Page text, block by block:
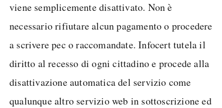
viene semplicemente disattivato. Non è
necessario rifiutare alcun pagamento o procedere
a scrivere pec o raccomandate. Infocert tutela il
diritto al recesso di ogni cittadino e procede alla
disattivazione automatica del servizio come
qualunque altro servizio web in sottoscrizione ed